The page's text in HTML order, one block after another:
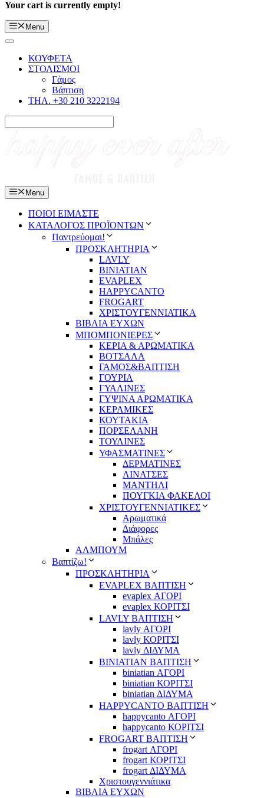
Your cart is currently empty!
Menu
ΚΟΥΦΕΤΑ
ΣΤΟΛΙΣΜΟΙ
Γάμος
Βάπτιση
ΤΗΛ. +30 210 3222194
Menu
ΠΟΙΟΙ ΕΙΜΑΣΤΕ
ΚΑΤΑΛΟΓΟΣ ΠΡΟΪΟΝΤΩΝ
Παντρεύομαι!
ΠΡΟΣΚΛΗΤΗΡΙΑ
LAVLY
BINIATIAN
EVAPLEX
HAPPYCANTO
FROGART
ΧΡΙΣΤΟΥΓΕΝΝΙΑΤΙΚΑ
ΒΙΒΛΙΑ ΕΥΧΩΝ
ΜΠΟΜΠΟΝΙΕΡΕΣ
ΚΕΡΙΑ & ΑΡΩΜΑΤΙΚΑ
ΒΟΤΣΑΛΑ
ΓΑΜΟΣ&ΒΑΠΤΙΣΗ
ΓΟΥΡΙΑ
ΓΥΑΛΙΝΕΣ
ΓΥΨΙΝΑ ΑΡΩΜΑΤΙΚΑ
ΚΕΡΑΜΙΚΕΣ
ΚΟΥΤΑΚΙΑ
ΠΟΡΣΕΛΑΝΗ
ΤΟΥΛΙΝΕΣ
ΥΦΑΣΜΑΤΙΝΕΣ
ΔΕΡΜΑΤΙΝΕΣ
ΛΙΝΑΤΣΕΣ
ΜΑΝΤΗΛΙ
ΠΟΥΓΚΙΑ ΦΑΚΕΛΟΙ
ΧΡΙΣΤΟΥΓΕΝΝΙΑΤΙΚΕΣ
Αρωματικά
Διάφορες
Μπάλες
ΑΛΜΠΟΥΜ
Βαπτίζω!
ΠΡΟΣΚΛΗΤΗΡΙΑ
EVAPLEX ΒΑΠΤΙΣΗ
evaplex ΑΓΟΡΙ
evaplex ΚΟΡΙΤΣΙ
LAVLY ΒΑΠΤΙΣΗ
lavly ΑΓΟΡΙ
lavly ΚΟΡΙΤΣΙ
lavly ΔΙΔΥΜΑ
ΒΙΝΙΑΤΙΑΝ ΒΑΠΤΙΣΗ
biniatian ΑΓΟΡΙ
biniatian ΚΟΡΙΤΣΙ
biniatian ΔΙΔΥΜΑ
HAPPYCANTO ΒΑΠΤΙΣΗ
happycanto ΑΓΟΡΙ
happycanto ΚΟΡΙΤΣΙ
FROGART ΒΑΠΤΙΣΗ
frogart ΑΓΟΡΙ
frogart ΚΟΡΙΤΣΙ
frogart ΔΙΔΥΜΑ
Χριστουγεννιάτικα
ΒΙΒΛΙΑ ΕΥΧΩΝ